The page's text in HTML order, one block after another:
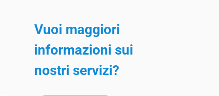
Vuoi maggiori
informazioni sui
nostri servizi?